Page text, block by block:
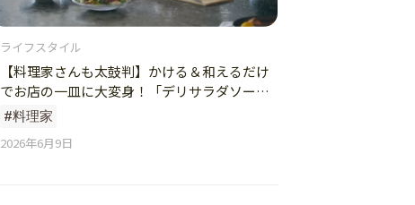
ライフスタイル
【料理家さんも太鼓判】かける＆和えるだけ
でお店の一皿に大変身！「デリサラダソー
ス」でつくる簡単レシピ
#料理家
2026年6月9日